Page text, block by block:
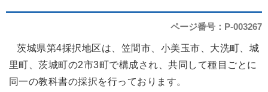
ページ番号：P-003267
茨城県第4採択地区は、笠間市、小美玉市、大洗町、城
里町、茨城町の2市3町で構成され、共同して種目ごとに
同一の教科書の採択を行っております。